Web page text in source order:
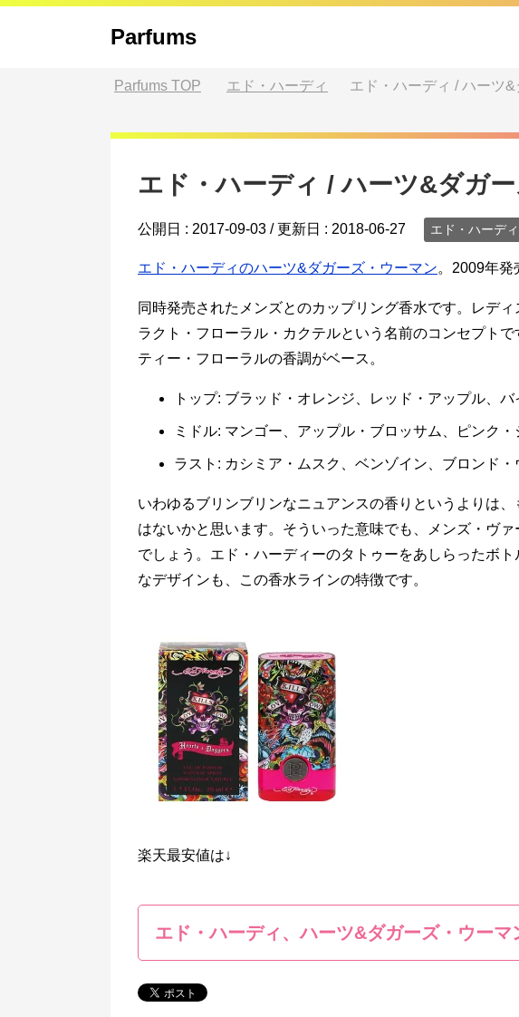
Parfums
Parfums TOP エド・ハーディ エド・ハーディ / ハーツ
エド・ハーディ / ハーツ&ダガ
公開日 : 2017-09-03 / 更新日 : 2018-06-27 エド・ハーディ
エド・ハーディのハーツ&ダガーズ・ウーマン。2009年発
同時発売されたメンズとのカップリング香水です。レディ
ラクト・フローラル・カクテルという名前のコンセプト
ティー・フローラルの香調がベース。
トップ: ブラッド・オレンジ、レッド・アップル、
ミドル: マンゴー、アップル・ブロッサム、ピンク
ラスト: カシミア・ムスク、ベンゾイン、ブロンド
いわゆるブリンブリンなニュアンスの香りというよりは
はないかと思います。そういった意味でも、メンズ・ヴ
でしょう。エド・ハーディーのタトゥーをあしらったボ
なデザインも、この香水ラインの特徴です。
楽天最安値は↓
エド・ハーディ、ハーツ&ダガーズ・ウーマ